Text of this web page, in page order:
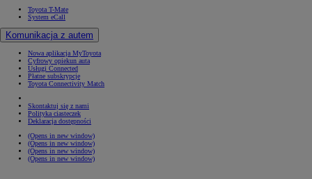
Toyota T-Mate
System eCall
Komunikacja z autem
Nowa aplikacja MyToyota
Cyfrowy opiekun auta
Usługi Connected
Płatne subskrypcje
Toyota Connectivity Match
Skontaktuj się z nami
Polityka ciasteczek
Deklaracja dostępności
(Opens in new window)
(Opens in new window)
(Opens in new window)
(Opens in new window)